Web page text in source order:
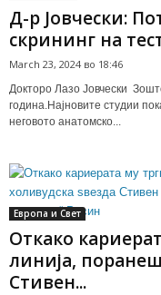
Д-р Јовчески:
скрининг на
March 23, 2024 во 18:46
Докторо Лазо Јовчески
година.Најновите студии
неговото анатомско...
Европа и Свет
Откако
линија,
Стивен...